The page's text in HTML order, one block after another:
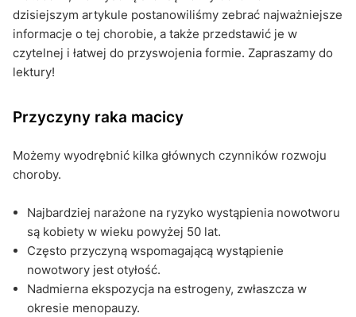
dzisiejszym artykule postanowiliśmy zebrać najważniejsze
informacje o tej chorobie, a także przedstawić je w
czytelnej i łatwej do przyswojenia formie. Zapraszamy do
lektury!
Przyczyny raka macicy
Możemy wyodrębnić kilka głównych czynników rozwoju
choroby.
Najbardziej narażone na ryzyko wystąpienia nowotworu
są kobiety w wieku powyżej 50 lat.
Często przyczyną wspomagającą wystąpienie
nowotwory jest otyłość.
Nadmierna ekspozycja na estrogeny, zwłaszcza w
okresie menopauzy.